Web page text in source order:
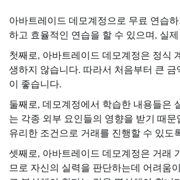
아바트레이드 데모계정으로 무료 연습
하고 효율적인 연습을 할 수 있으며, 실
첫째로, 아바트레이드 데모계정은 정식
생하지 않습니다. 따라서 처음부터 큰
이 좋습니다.
둘째로, 데모계정에서 학습한 내용들은
는 각종 외부 요인들의 영향을 받기 때
유리한 조건으로 거래를 진행할 수 있도
셋째로, 아바트레이드 데모계정은 거래
므로 자신의 실력을 판단하는데 어려움